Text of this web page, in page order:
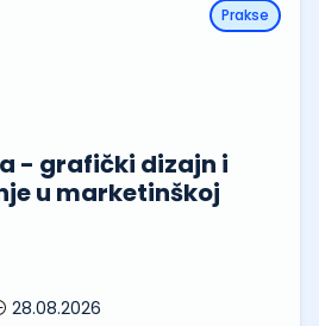
Prakse
- grafički dizajn i
u marketinškoj
28.08.2026